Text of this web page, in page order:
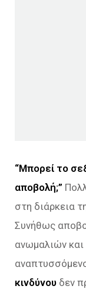
“Μπορεί το
αποβολή;”
στη διάρκεια
Συνήθως
ανωμαλιών
κινδύνου δεν